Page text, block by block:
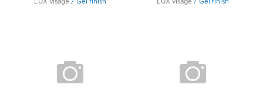
LUX visage / Gel finish LUX visage / Gel finish